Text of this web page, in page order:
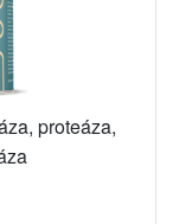
proteáza,